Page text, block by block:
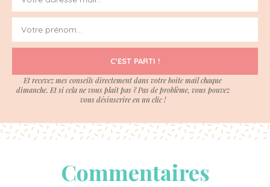
C'EST PARTI !
Et recevez mes conseils directement dans votre boite mail chaque
dimanche. Et si cela ne vous plait pas ? Pas de problème, vous pouvez
vous désinscrire en un clic !
Commentaires